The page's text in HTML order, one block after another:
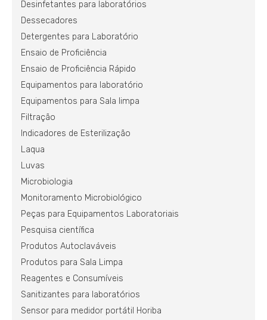
Desinfetantes para laboratórios
Dessecadores
Detergentes para Laboratório
Ensaio de Proficiência
Ensaio de Proficiência Rápido
Equipamentos para laboratório
Equipamentos para Sala limpa
Filtração
Indicadores de Esterilização
Laqua
Luvas
Microbiologia
Monitoramento Microbiológico
Peças para Equipamentos Laboratoriais
Pesquisa científica
Produtos Autoclaváveis
Produtos para Sala Limpa
Reagentes e Consumíveis
Sanitizantes para laboratórios
Sensor para medidor portátil Horiba